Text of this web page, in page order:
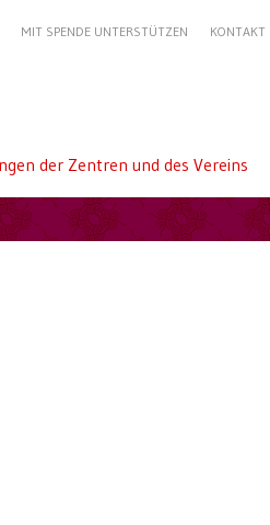
der Zentren und des Vereins
MIT SPENDE UNTERSTÜTZEN KONTAKT